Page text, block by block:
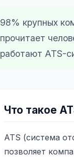
98% крупных
прочитает
работают ATS-
Что такое
ATS (система
позволяет